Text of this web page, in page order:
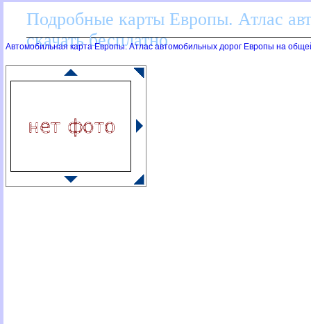
Подробные карты Европы. Атлас
скачать бесплатно
Автомобильная карта Европы. Атлас автомобильных дорог Европы на